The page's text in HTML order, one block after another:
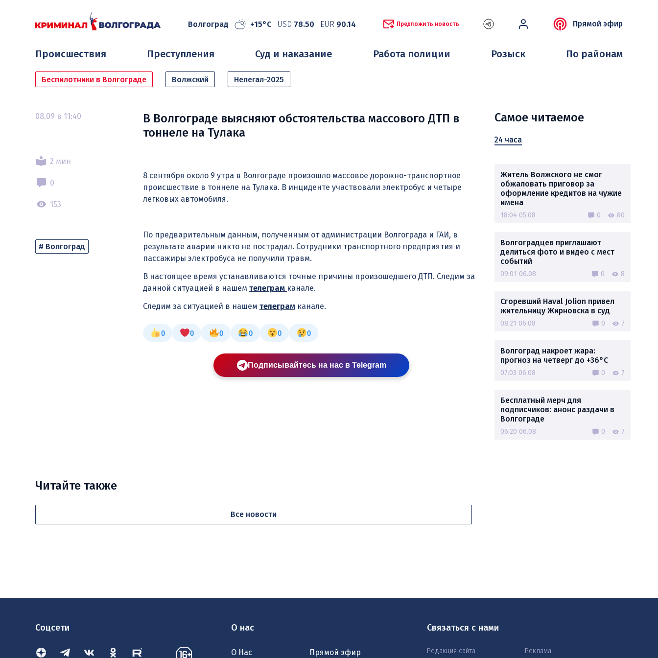
Волгоград +15°C USD 78.50 EUR 90.14 Предложить новость Прямой эфир
Происшествия Преступления Суд и наказание Работа полиции Розыск По районам
Беспилотники в Волгограде Волжский Нелегал-2025
08.09 в 11:40
2 мин
0
153
# Волгоград
В Волгограде выясняют обстоятельства массового ДТП в
тоннеле на Тулака
8 сентября около 9 утра в Волгограде произошло массовое дорожно-транспортное
происшествие в тоннеле на Тулака. В инциденте участвовали электробус и четыре
легковых автомобиля.
По предварительным данным, полученным от администрации Волгограда и ГАИ, в
результате аварии никто не пострадал. Сотрудники транспортного предприятия и
пассажиры электробуса не получили травм.
В настоящее время устанавливаются точные причины произошедшего ДТП. Следим за
данной ситуацией в нашем телеграм канале.
Следим за ситуацией в нашем телеграм канале.
0 0 0 0 0 0
Подписывайтесь на нас в Telegram
Самое читаемое
24 часа
Житель Волжского не смог
обжаловать приговор за
оформление кредитов на чужие
имена
18:04 05.08 0 80
Волгоградцев приглашают
делиться фото и видео с мест
событий
09:01 06.08 0 8
Сгоревший Haval Jolion привел
жительницу Жирновска в суд
08:21 06.08 0 7
Волгоград накроет жара:
прогноз на четверг до +36°C
07:03 06.08 0 7
Бесплатный мерч для
подписчиков: анонс раздачи в
Волгограде
06:20 06.08 0 7
Читайте также
Все новости
Соцсети О нас
О Нас Прямой эфир
Связаться с нами
Редакция сайта Реклама